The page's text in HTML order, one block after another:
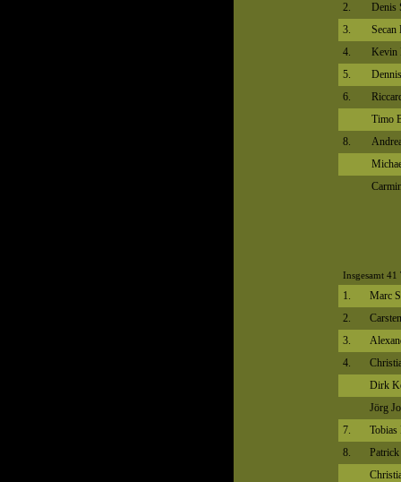
2.
Denis
3.
Secan
4.
Kevin
5.
6.
Timo
8.
Insgesamt
1.
Marc
2.
3.
4.
Dirk
Jörg
7.
Tobias
8.